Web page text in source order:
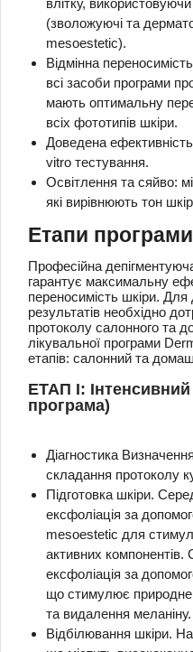
влітку,
(зволожуючі та
mesoestetic).
Відмінна
всі засоби програми
мають оптимальну
всіх фототипів шкіри.
Доведена
vitro тестування.
Освітлення та сяйво:
які вирівнюють тон
Етапи програми
Професійна
гарантує максимальну
переносимість шкіри. Для
результатів необхідно
протоколу салонного та
лікувальної програми
етапів: салонний та
ЕТАП I:
програма)
Діагностика Визначення
складання протоколу
Підготовка шкіри.
ексфоліація за
mesoestetic для
активних компонентів.
ексфоліація за
що стимулює природне
та видалення меланіну.
Відбілювання шкіри.